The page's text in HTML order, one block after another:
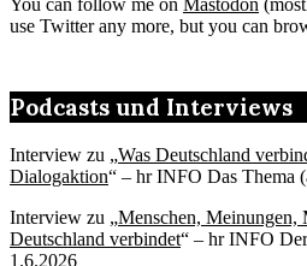
use Twitter any more, but you can
Podcasts und Interviews
Interview zu „Was Deutschland
Dialogaktion“ – hr INFO Das Thema
Interview zu „Menschen, Meinungen,
Deutschland verbindet“ – hr INFO
1.6.2026